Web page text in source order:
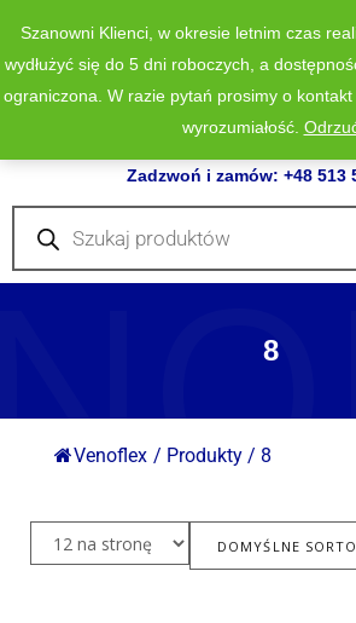
Zadzwoń i zamów: +48 513
Wyszukiwarka
produktów
8
Venoflex / Produkty / 8
DOMYŚLNE
Szanowni Klienci, w okresie letnim czas
wydłużyć się do 5 dni roboczych, a
ograniczona. W razie pytań prosimy o
wyrozumiałość.